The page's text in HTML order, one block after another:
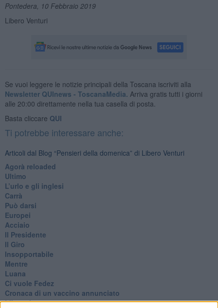
Pontedera, 10 Febbraio 2019
Libero Venturi
Se vuoi leggere le notizie principali della Toscana iscriviti alla
Newsletter QUInews - ToscanaMedia. Arriva gratis tutti i giorni
alle 20:00 direttamente nella tua casella di posta.
Basta cliccare QUI
Ti potrebbe interessare anche:
Articoli dal Blog “Pensieri della domenica” di Libero Venturi
​Agorà reloaded
Ultimo
​L’urlo e gli inglesi
Carrà
Può darsi
Europei
Acciaio
Il Presidente
​Il Giro
Insopportabile
​Mentre
Luana
​Ci vuole Fedez
​Cronaca di un vaccino annunciato
​Liberazione